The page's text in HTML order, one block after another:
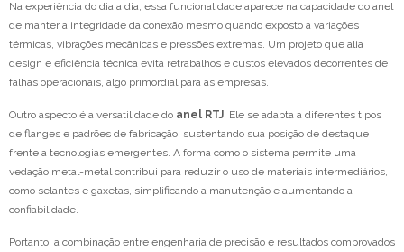
Na experiência do dia a dia, essa funcionalidade aparece na capacidade do anel
de manter a integridade da conexão mesmo quando exposto a variações
térmicas, vibrações mecânicas e pressões extremas. Um projeto que alia
design e eficiência técnica evita retrabalhos e custos elevados decorrentes de
falhas operacionais, algo primordial para as empresas.
Outro aspecto é a versatilidade do anel RTJ. Ele se adapta a diferentes tipos
de flanges e padrões de fabricação, sustentando sua posição de destaque
frente a tecnologias emergentes. A forma como o sistema permite uma
vedação metal-metal contribui para reduzir o uso de materiais intermediários,
como selantes e gaxetas, simplificando a manutenção e aumentando a
confiabilidade.
Portanto, a combinação entre engenharia de precisão e resultados comprovados